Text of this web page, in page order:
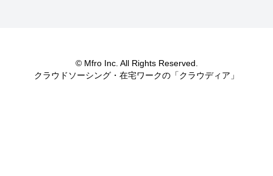
© Mfro Inc. All Rights Reserved.
クラウドソーシング・在宅ワークの「クラウディア」